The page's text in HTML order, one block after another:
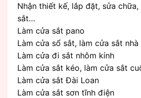
Nhận thiết kế, lắp đặt, sửa
sắt…
Làm cửa sắt pano
Làm cửa sổ sắt, làm cửa sắt nhà
Làm cửa đi sắt nhôm kính
Làm cửa sắt kéo, làm cửa sắt
Làm cửa sắt Đài Loan
Làm cửa sắt sơn tĩnh điện